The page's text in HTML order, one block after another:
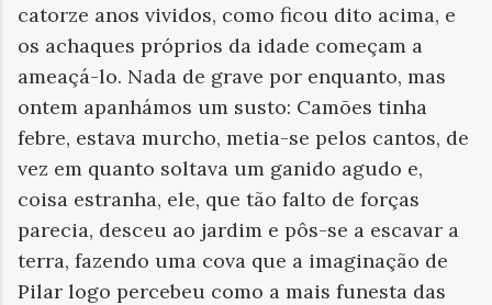
catorze anos vividos, como ficou dito acima, e
os achaques próprios da idade começam a
ameaçá-lo. Nada de grave por enquanto, mas
ontem apanhámos um susto: Camões tinha
febre, estava murcho, metia-se pelos cantos, de
vez em quanto soltava um ganido agudo e,
coisa estranha, ele, que tão falto de forças
parecia, desceu ao jardim e pôs-se a escavar a
terra, fazendo uma cova que a imaginação de
Pilar logo percebeu como a mais funesta das